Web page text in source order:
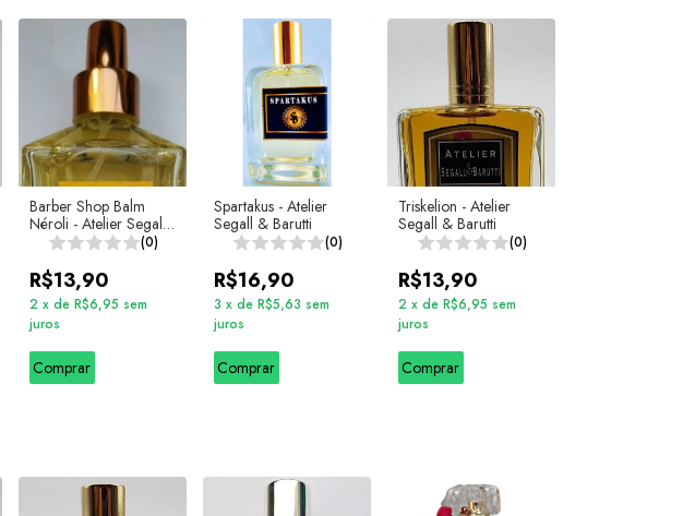
Barber Shop Balm
Néroli - Atelier Segall
& Barutti
(0)
R$13,90
2 x de R$6,95 sem
juros
Comprar
Spartakus - Atelier
Segall & Barutti
(0)
R$16,90
3 x de R$5,63 sem
juros
Comprar
Triskelion - Atelier
Segall & Barutti
(0)
R$13,90
2 x de R$6,95 sem
juros
Comprar